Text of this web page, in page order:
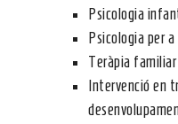
Psicologia
Psicologia per
Teràpia
Intervenció en